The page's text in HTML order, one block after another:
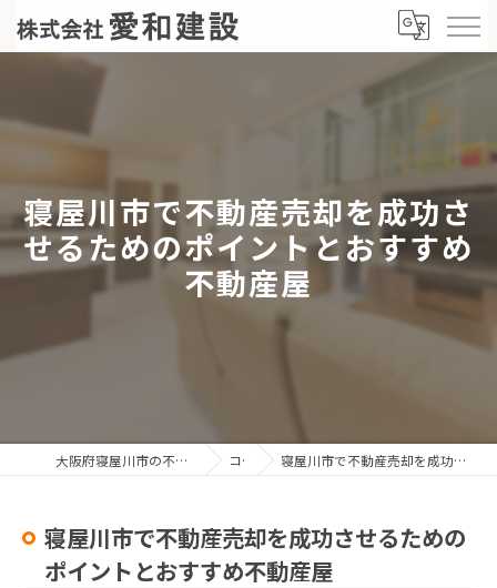
寝屋川市で不動産売却を成功さ
せるためのポイントとおすすめ
不動産屋
大阪府寝屋川市の不動産売却なら株式会社愛和建設 コラム 寝屋川市で不動産売却を成功させるためのポイントとおすすめ不動産屋
寝屋川市で不動産売却を成功させるための
ポイントとおすすめ不動産屋